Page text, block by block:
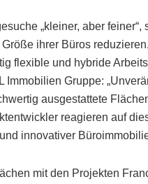
„kleiner, aber feiner“,
ihrer Büros
flexible und hybride
Gruppe:
ausgestattete
reagieren auf
innovativer
mit den Projekten